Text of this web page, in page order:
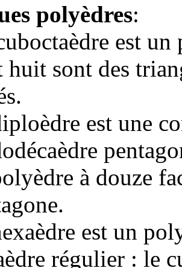
polyèdres:
est un
huit sont des
est une
à douze
est un
régulier : le